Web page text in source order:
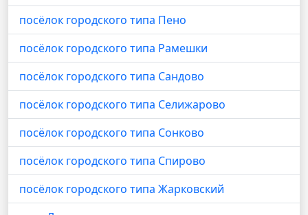
посёлок городского типа Пено
посёлок городского типа Рамешки
посёлок городского типа Сандово
посёлок городского типа Селижарово
посёлок городского типа Сонково
посёлок городского типа Спирово
посёлок городского типа Жарковский